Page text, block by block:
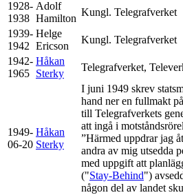
1928-
1938
Adolf
Hamilton
Kungl. Telegrafverket
1939-
1942
Helge
Ericson
Kungl. Telegrafverket
1942-
1965
Håkan
Sterky
Telegrafverket,
1949-
06-20
Håkan
Sterky
I juni 1949 skrev
hand ner en fullmakt
till Telegrafverkets
att ingå i
”Härmed uppdrar jag
andra av mig utsedda
med uppgift att
("Stay-Behind")
någon del av landet